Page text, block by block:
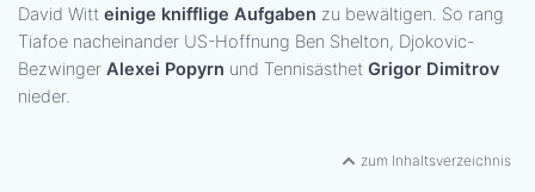
David Witt einige knifflige Aufgaben zu bewältigen. So rang
Tiafoe nacheinander US-Hoffnung Ben Shelton, Djokovic-
Bezwinger Alexei Popyrn und Tennisästhet Grigor Dimitrov
nieder.
zum Inhaltsverzeichnis